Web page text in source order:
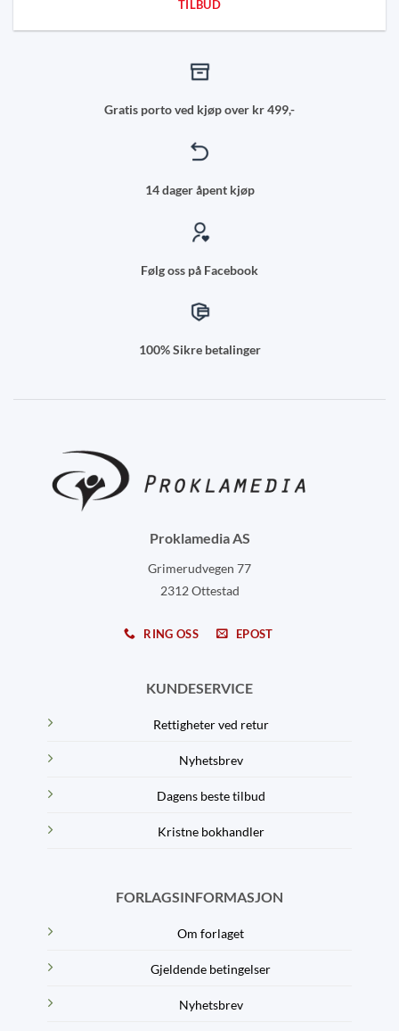
TILBUD
Gratis porto ved kjøp over kr 499,-
14 dager åpent kjøp
Følg oss på Facebook
100% Sikre betalinger
Proklamedia AS
Grimerudvegen 77
2312 Ottestad
RING OSS EPOST
KUNDESERVICE
Rettigheter ved retur
Nyhetsbrev
Dagens beste tilbud
Kristne bokhandler
FORLAGSINFORMASJON
Om forlaget
Gjeldende betingelser
Nyhetsbrev